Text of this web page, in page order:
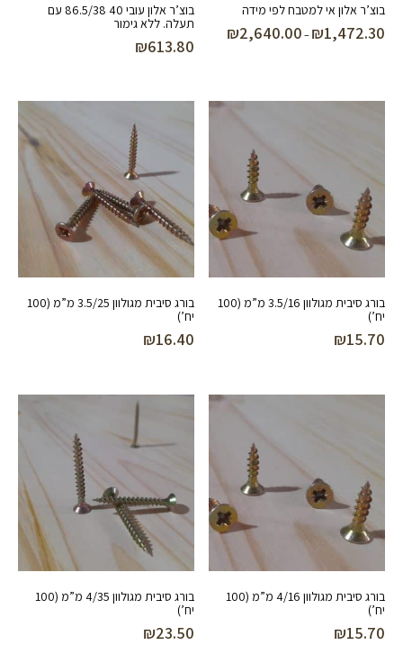
בוצ’ר אלון אי למטבח לפי מידה
₪1,472.30
–
₪2,640.00
בוצ’ר אלון עובי 40 86.5/38 עם
תעלה. ללא גימור
₪613.80
בורג סיבית מגולוון 3.5/16 מ”מ (100
יח’)
₪15.70
בורג סיבית מגולוון 3.5/25 מ”מ (100
יח’)
₪16.40
בורג סיבית מגולוון 4/16 מ”מ (100
יח’)
₪15.70
בורג סיבית מגולוון 4/35 מ”מ (100
יח’)
₪23.50